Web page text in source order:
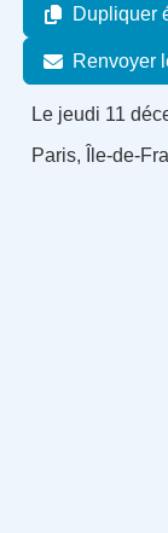
Dupliquer
Renvoyer
Le jeudi 11
Paris, Île-de-